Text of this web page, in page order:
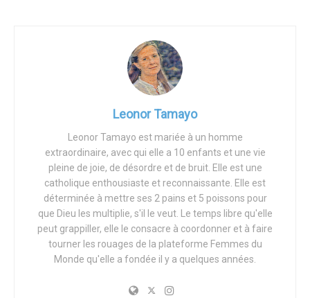
plaise ou non, c’est ainsi. Une mère marque le
thermomètre de la joie et de la vie à la maison. Je ne
pense pas pouvoir me permettre d’être de mauvaise
humeur, parce qu’alors tout le monde est de mauvaise
humeur ou il y a comme un silence. Et cela, pour moi
m’améliorer plus facilement. Je dois sourire pour eux, je
dois surmonter ma fierté ou mon tempérament pour eux, je
dois être à l’écoute, aimant, patiente et tendre pour eux. Et
cela étant, je trouve cela beaucoup plus facile.
Ils me regardent toujours, d’une manière ou d’une autre,
quelqu’un vous regarde toujours et vous observe, vous
êtes leur exemple, et ils vous imitent toujours. Donc vous
ne pouvez pas critiquer, vous ne pouvez pas claquer les
Leonor Tamayo
Leonor Tamayo est mariée à un homme
extraordinaire, avec qui elle a 10 enfants et une vie
pleine de joie, de désordre et de bruit. Elle est une
catholique enthousiaste et reconnaissante. Elle est
déterminée à mettre ses 2 pains et 5 poissons pour
que Dieu les multiplie, s'il le veut. Le temps libre qu'elle
peut grappiller, elle le consacre à coordonner et à faire
tourner les rouages de la plateforme Femmes du
Monde qu'elle a fondée il y a quelques années.